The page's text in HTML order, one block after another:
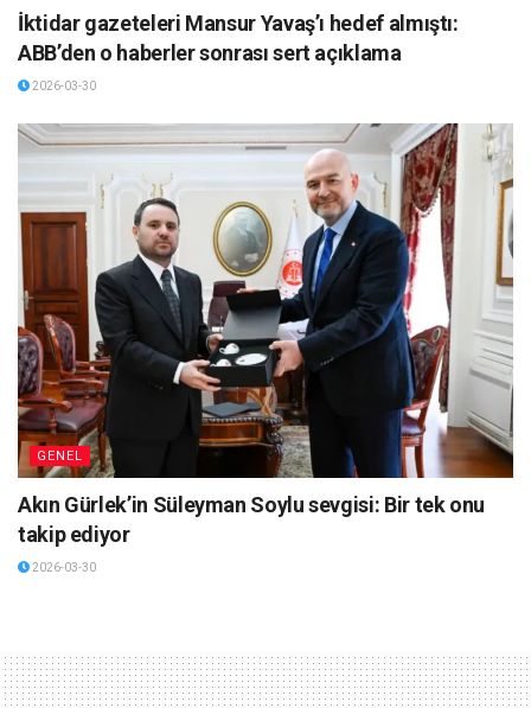
İktidar gazeteleri Mansur Yavaş’ı hedef almıştı:
ABB’den o haberler sonrası sert açıklama
2026-03-30
GENEL
Akın Gürlek’in Süleyman Soylu sevgisi: Bir tek onu
takip ediyor
2026-03-30